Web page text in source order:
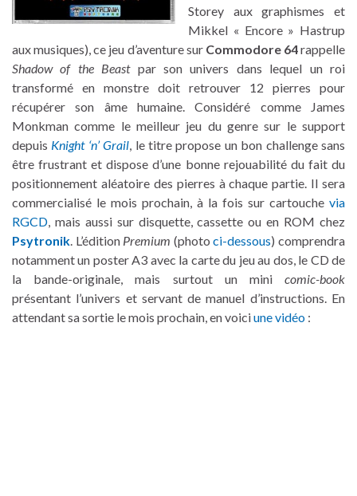
Storey aux graphismes et
Mikkel « Encore » Hastrup
aux musiques), ce jeu d’aventure sur Commodore 64rappelle
Shadow of the Beastpar son univers dans lequel un roi
transformé en monstre doit retrouver 12 pierres pour
récupérer son âme humaine. Considéré comme James
Monkman comme le meilleur jeu du genre sur le support
depuis Knight ‘n’ Grail, le titre propose un bon challenge sans
être frustrant et dispose d’une bonne rejouabilité du fait du
positionnement aléatoire des pierres à chaque partie. Il sera
commercialisé le mois prochain, à la fois sur cartouche via
RGCD, mais aussi sur disquette, cassette ou en ROM chez
Psytronik. L’édition Premium (photoci-dessous) comprendra
notamment un poster A3 avec la carte du jeu au dos, le CD de
la bande-originale, mais surtout un mini comic-book
présentant l’univers et servant de manuel d’instructions. En
attendant sa sortie le mois prochain, en voiciune vidéo :